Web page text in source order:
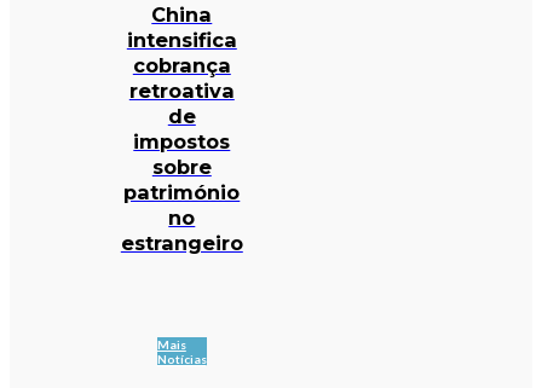
China
intensifica
cobrança
retroativa
de
impostos
sobre
património
no
estrangeiro
Mais
Notícias